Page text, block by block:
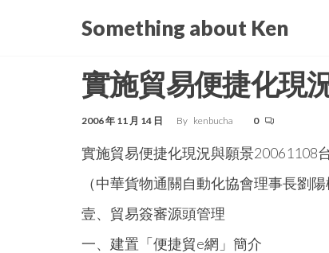
Something about Ken
實施貿易便捷化現
2006 年 11 月 14 日 By kenbucha 0
實施貿易便捷化現況與願景20061108
（中華貨物通關自動化協會理事長劉陽
壹、貿易簽審源頭管理
一、建置「便捷貿e網」簡介